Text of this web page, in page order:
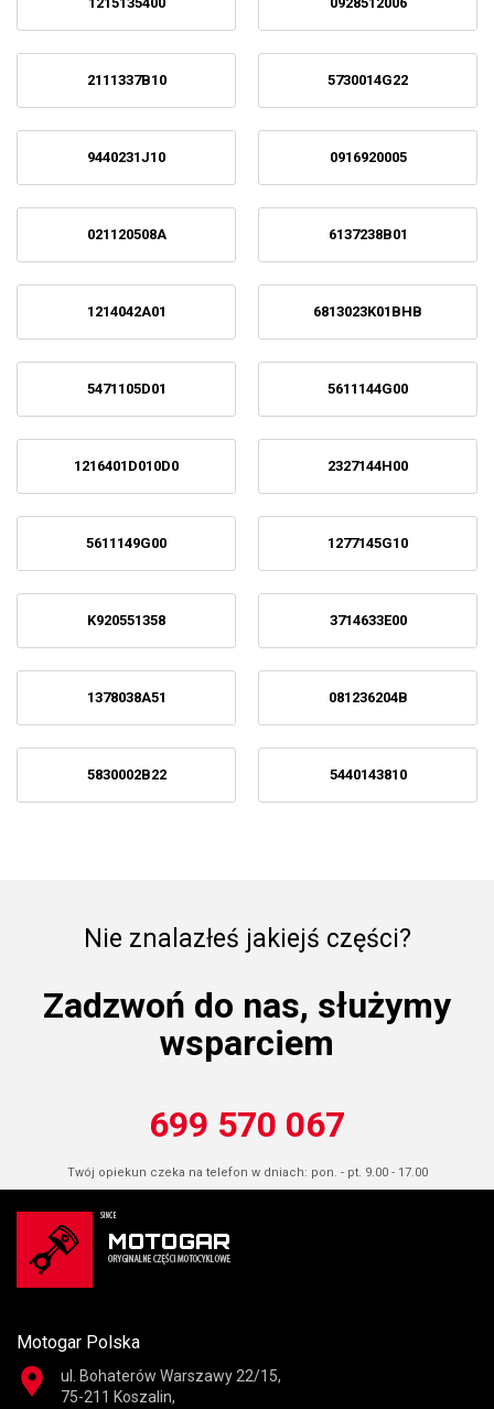
2111337B10 5730014G22
9440231J10 0916920005
021120508A 6137238B01
1214042A01 6813023K01BHB
5471105D01 5611144G00
1216401D010D0 2327144H00
5611149G00 1277145G10
K920551358 3714633E00
1378038A51 081236204B
5830002B22 5440143810
Nie znalazłeś jakiejś części?
Zadzwoń do nas, służymy
wsparciem
699 570 067
Twój opiekun czeka na telefon w dniach: pon. - pt. 9.00 - 17.00
Motogar Polska
ul. Bohaterów Warszawy 22/15,
75-211 Koszalin,